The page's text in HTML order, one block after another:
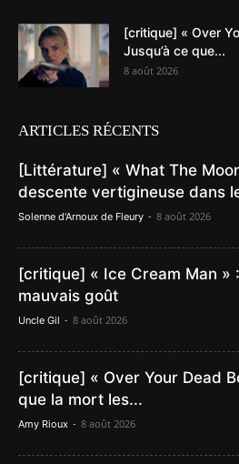
[critique] « Over
Jusqu’à ce que...
8 août 2026
ARTICLES RÉCENTS
[Littérature] « What The
descente vertigineuse dans
Solenne d'Arnoux de Fleury - 8 août 2026
[critique] « Ice Cream Man »
mauvais goût
Uncle Gil - 8 août 2026
[critique] « Over Your Dead
que la mort les...
Amy Rioux - 8 août 2026